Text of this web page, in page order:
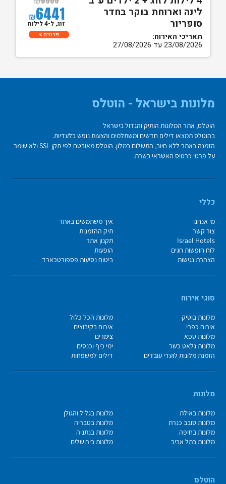
לינה וארוחת בוקר בחדר
סופריור
תאריכי האירוח:
23/08/2026 עד 27/08/2026
₪6441
זוג, ל-4 לילות
פרטים
מלונות בישראל - הוטלס
הוטלס, אתר המלונות הותיק והגדול בישראל
בהוטלס תמצאו דילים חדשים ומשתלמים והצעות נופש בלעדיות.
הזמנה באתר ללא חיוב, התשלום במלון. הוטלס מאובטח לפי תקן SSL ולא שומר
על פרטי כרטיס האשראי בשרת.
כללי
מי אנחנו
איך משתמשים באתר
צור קשר
תיק ההזמנות
Israel Hotels
תקנון אתר
לוח חופשות חגים
הופעות
הצהרת נגישות
ביטוח נסיעות פספורטכארד
סוגי אירוח
מלונות בוטיק
מלונות הכל כלול
אירוח כפרי
אירוח בקיבוצים
מלונות ספא
צימרים
מלונות גלאט כשר
ימי כיף וכנסים
הזמנת מלונות לועדי עובדים
דילים למשפחות
מלונות
מלונות באילת
מלונות בגליל והגולן
מלונות סובב כנרת
מלונות בטבריה
מלונות בחיפה
מלונות בנתניה
מלונות בתל אביב
מלונות בירושלים
הוטלס